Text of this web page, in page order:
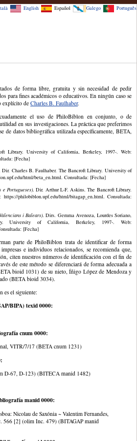
English Español Galego Português
de forma libre, gratuita y sin necesidad de pedir
para fines académicos o educativos. En ningún caso se
explícito de Charles B. Faulhaber.
el uso de PhiloBiblon en conjunto, o de
en sus investigaciones. La práctica que preferimos
de datos bibliográfica utilizada específicamente, BETA,
Library. University of California, Berkeley, 1997-. Web:
[Fecha]
Dir. Charles B. Faulhaber. The Bancroft Library. University of
html/beta_en.html. Consultada: [Fecha]
Portugueses) . Dir. Arthur L-F. Askins. The Bancroft Library.
philobiblon.upf.edu/html/bitagap_en.html. Consultada:
i Balears). Dirs. Gemma Avenoza, Lourdes Soriano,
University of California, Berkeley, 1997-. Web:
[Fecha]
parte de PhiloBiblon trata de identificar de forma
e individuos relacionados, se recomienda que,
citen nuestros números de identificación con el fin de
de este método se diferenciará de forma adecuada a
bioid 1031) de su nieto, Íñigo López de Mendoza y
(BETA bioid 3034).
es el siguiente:
BIPA) texid 0000:
cnum 0000:
VITR/7/17 (BETA cnum 1231)
D-67, D-123) (BITECA manid 1482)
manid 0000:
Nicolau de Saxónia ~ Valentim Fernandes,
566 [2] (olim Inc. 479) (BITAGAP manid